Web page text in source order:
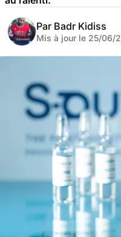
Par Badr Kidiss
Mis à jour le 25/06/